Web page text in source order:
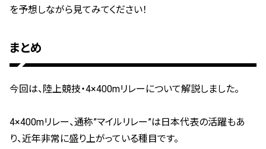
を予想しながら見てみてください！
まとめ
今回は、陸上競技・4×400mリレーについて解説しました。
4×400mリレー、通称”マイルリレー”は日本代表の活躍もあ
り、近年非常に盛り上がっている種目です。